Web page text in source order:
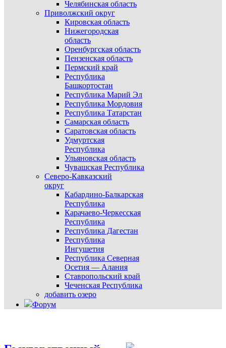
Челябинская область
Приволжский округ
Кировская область
Нижегородская
область
Оренбургская область
Пензенская область
Пермский край
Республика
Башкортостан
Республика Марий Эл
Республика Мордовия
Республика Татарстан
Самарская область
Саратовская область
Удмуртская
Республика
Ульяновская область
Чувашская Республика
Северо-Кавказский
округ
Кабардино-Балкарская
Республика
Карачаево-Черкесская
Республика
Республика Дагестан
Республика
Ингушетия
Республика Северная
Осетия — Алания
Ставропольский край
Чеченская Республика
добавить озеро
Форум